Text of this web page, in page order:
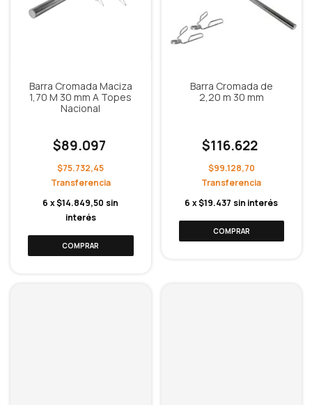
Barra Cromada Maciza
1,70 M 30 mm A Topes
Nacional
$89.097
$75.732,45
6 x$14.849,50 sin
interés
Barra Cromada de
2,20 m 30 mm
$116.622
$99.128,70
6 x$19.437 sin interés